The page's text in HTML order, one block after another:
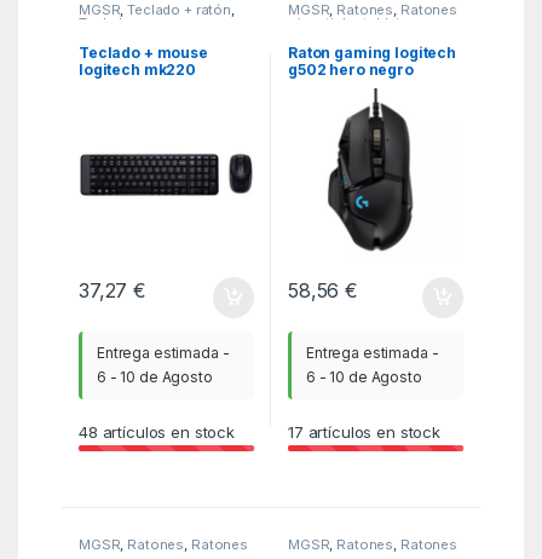
MGSR,Teclado + ratón,
Teclados
Teclado + mouse
logitech mk220
37,27€
Entrega estimada -
6 - 10 de Agosto
48 artículos en stock
MGSR, Ratones, Ratones
- joystick y tabletas
Raton gaming logitech
g502 hero negro
58,56€
Entrega estimada -
6 - 10 de Agosto
17 artículos en stock
MGSR, Ratones, Ratones MGSR, Ratones, Ratones